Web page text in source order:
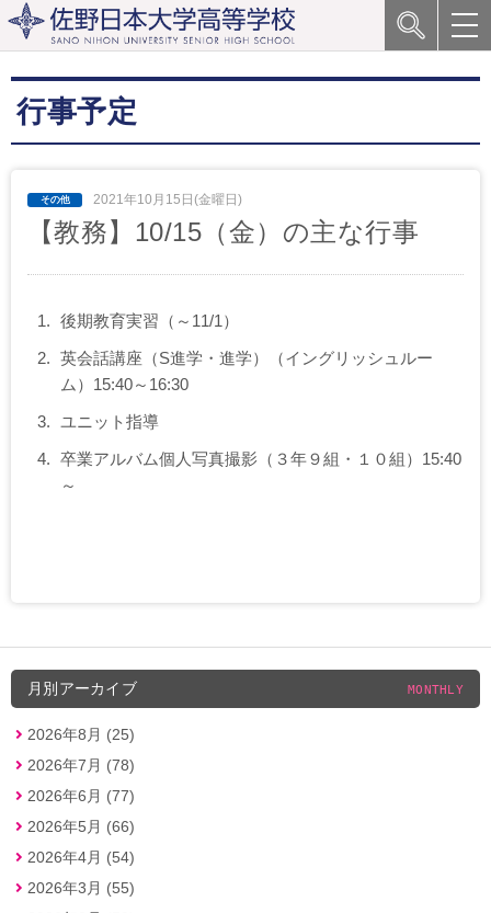
行事予定
2021年10月15日(金曜日)
【教務】10/15（金）の主な行事
後期教育実習（～11/1）
英会話講座（S進学・進学）（イングリッシュルー
ム）15:40～16:30
ユニット指導
卒業アルバム個人写真撮影（３年９組・１０組）15:40
～
月別アーカイブ MONTHLY
2026年8月 (25)
2026年7月 (78)
2026年6月 (77)
2026年5月 (66)
2026年4月 (54)
2026年3月 (55)